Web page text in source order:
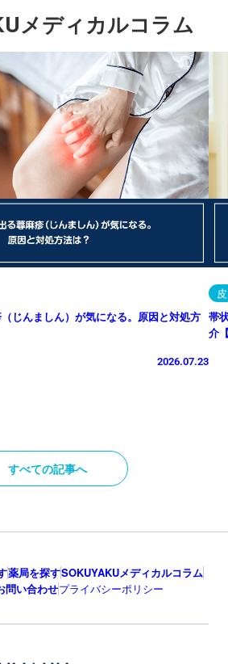
メディカルコラム
じんましん）が気になる。原因と対処方
2026.07.23
帯
介
すべての記事へ
薬局を探すSOKUYAKUメディカルコラム
問い合わせプライバシーポリシー